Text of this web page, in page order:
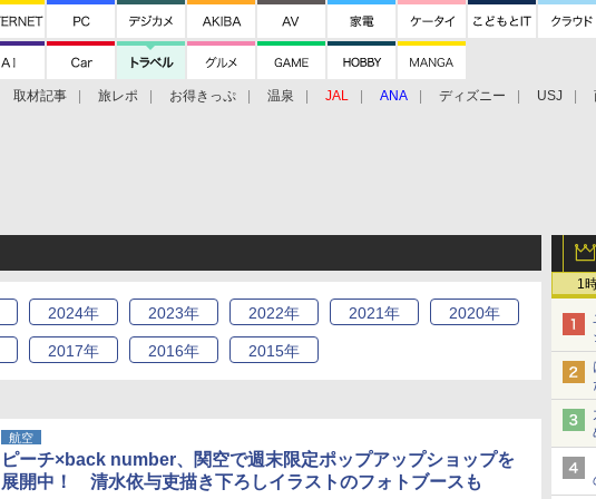
取材記事 旅レポ お得きっぷ 温泉 JAL ANA ディズニー USJ
1
2024年 2023年 2022年 2021年 2020年
2017年 2016年 2015年
航空
ピーチ×back number、関空で週末限定ポップアップショップを
展開中！ 清水依与吏描き下ろしイラストのフォトブースも